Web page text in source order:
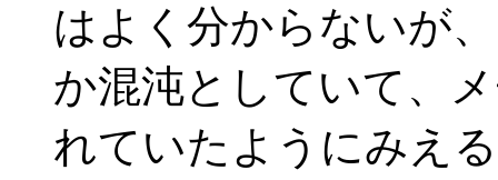
はよく分からないが
か混沌としていて、
れていたようにみえ